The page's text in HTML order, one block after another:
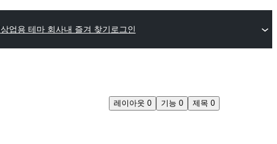
상업용 테마 회사내 즐겨 찾기 로그인
레이아웃 0 기능 0 제목 0